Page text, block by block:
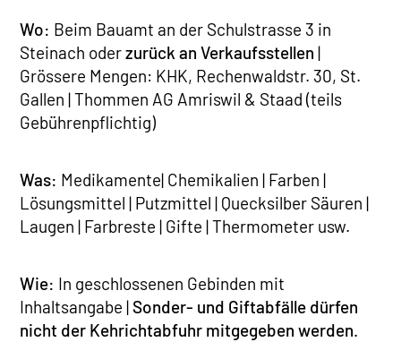
Wo: Beim Bauamt an der Schulstrasse 3 in
Steinach oderzurück an Verkaufsstellen |
Grössere Mengen: KHK, Rechenwaldstr. 30, St.
Gallen | Thommen AG Amriswil & Staad (teils
Gebührenpflichtig)
Was: Medikamente| Chemikalien | Farben |
Lösungsmittel | Putzmittel | Quecksilber Säuren |
Laugen | Farbreste | Gifte | Thermometer usw.
Wie: In geschlossenen Gebinden mit
Inhaltsangabe | Sonder- und Giftabfälle dürfen
nicht der Kehrichtabfuhr mitgegeben werden.